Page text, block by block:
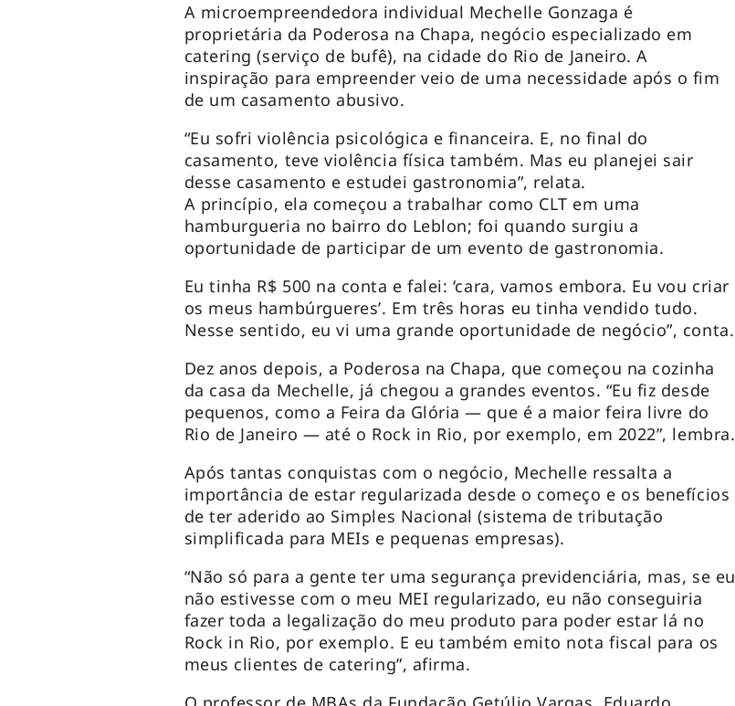
A microempreendedora individual Mechelle Gonzaga é
proprietária da Poderosa na Chapa, negócio especializado em
catering (serviço de bufê), na cidade do Rio de Janeiro. A
inspiração para empreender veio de uma necessidade após o fim
de um casamento abusivo.
“Eu sofri violência psicológica e financeira. E, no final do
casamento, teve violência física também. Mas eu planejei sair
desse casamento e estudei gastronomia”, relata.
A princípio, ela começou a trabalhar como CLT em uma
hamburgueria no bairro do Leblon; foi quando surgiu a
oportunidade de participar de um evento de gastronomia.
Eu tinha R$ 500 na conta e falei: ‘cara, vamos embora. Eu vou criar
os meus hambúrgueres’. Em três horas eu tinha vendido tudo.
Nesse sentido, eu vi uma grande oportunidade de negócio”, conta.
Dez anos depois, a Poderosa na Chapa, que começou na cozinha
da casa da Mechelle, já chegou a grandes eventos. “Eu fiz desde
pequenos, como a Feira da Glória — que é a maior feira livre do
Rio de Janeiro — até o Rock in Rio, por exemplo, em 2022”, lembra.
Após tantas conquistas com o negócio, Mechelle ressalta a
importância de estar regularizada desde o começo e os benefícios
de ter aderido ao Simples Nacional (sistema de tributação
simplificada para MEIs e pequenas empresas).
“Não só para a gente ter uma segurança previdenciária, mas, se eu
não estivesse com o meu MEI regularizado, eu não conseguiria
fazer toda a legalização do meu produto para poder estar lá no
Rock in Rio, por exemplo. E eu também emito nota fiscal para os
meus clientes de catering”, afirma.